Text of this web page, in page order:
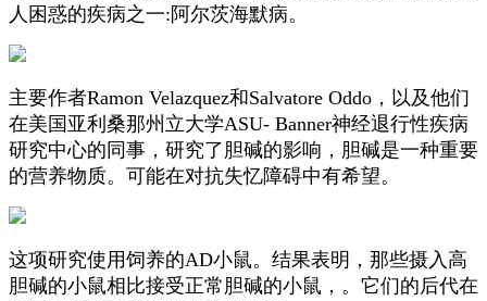
人困惑的疾病之一:阿尔茨海默病。
主要作者Ramon Velazquez和Salvatore Oddo，以及他们
在美国亚利桑那州立大学ASU- Banner神经退行性疾病
研究中心的同事，研究了胆碱的影响，胆碱是一种重要
的营养物质。可能在对抗失忆障碍中有希望。
这项研究使用饲养的AD小鼠。结果表明，那些摄入高
胆碱的小鼠相比接受正常胆碱的小鼠，。它们的后代在